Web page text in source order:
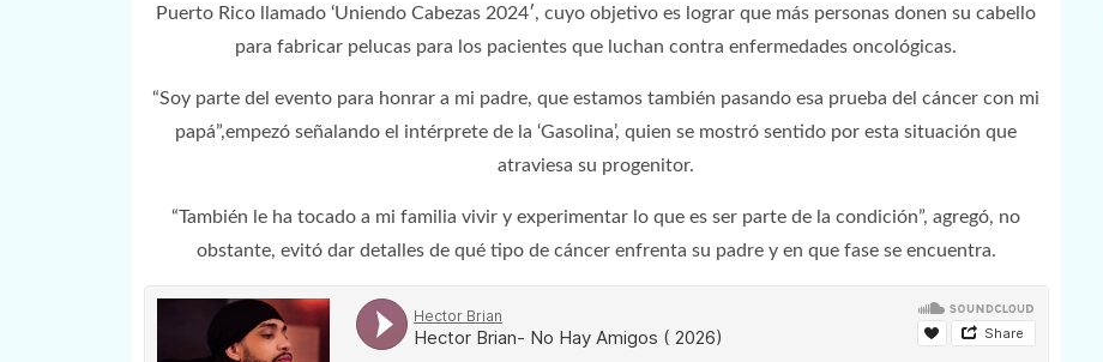
Puerto Rico llamado ‘Uniendo Cabezas 2024′, cuyo objetivo es lograr que más personas donen su cabello
para fabricar pelucas para los pacientes que luchan contra enfermedades oncológicas.
“Soy parte del evento para honrar a mi padre, que estamos también pasando esa prueba del cáncer con mi
papá”,empezó señalando el intérprete de la ‘Gasolina’, quien se mostró sentido por esta situación que
atraviesa su progenitor.
“También le ha tocado a mi familia vivir y experimentar lo que es ser parte de la condición”, agregó, no
obstante, evitó dar detalles de qué tipo de cáncer enfrenta su padre y en que fase se encuentra.